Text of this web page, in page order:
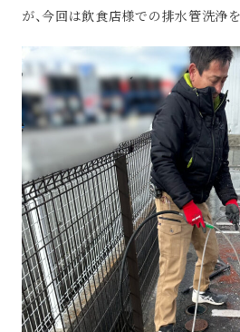
が、今回は飲食店様での排水管洗浄